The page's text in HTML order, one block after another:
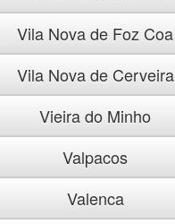
Vila Nova de Foz Coa
Vila Nova de Cerveira
Vieira do Minho
Valpacos
Valenca